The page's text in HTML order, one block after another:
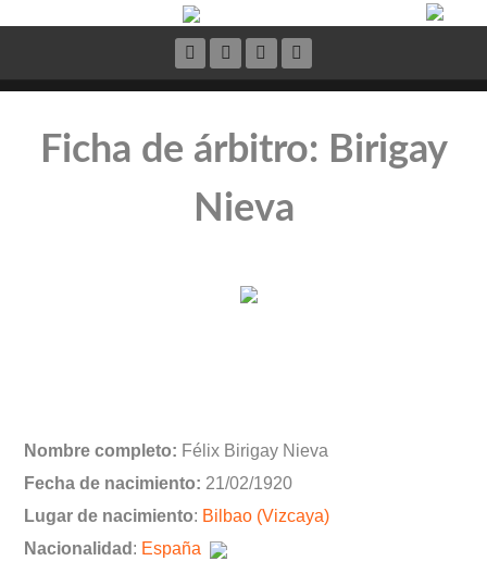
Ficha de árbitro: Birigay
Nieva
Nombre completo: Félix Birigay Nieva
Fecha de nacimiento: 21/02/1920
Lugar de nacimiento: Bilbao (Vizcaya)
Nacionalidad : España